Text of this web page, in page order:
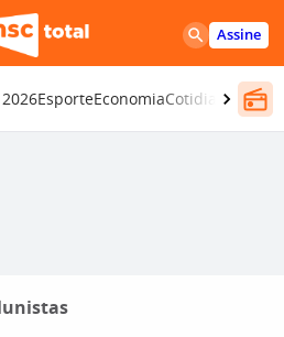
Assine
EsporteEconomiaCotidiano